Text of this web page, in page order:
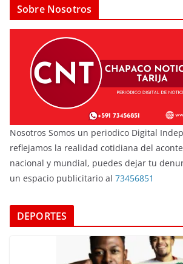
Sobre Nosotros
Nosotros Somos un periodico Digital
reflejamos la realidad cotidiana del
nacional y mundial, puedes dejar tu
un espacio publicitario al 73456851
DEPORTES